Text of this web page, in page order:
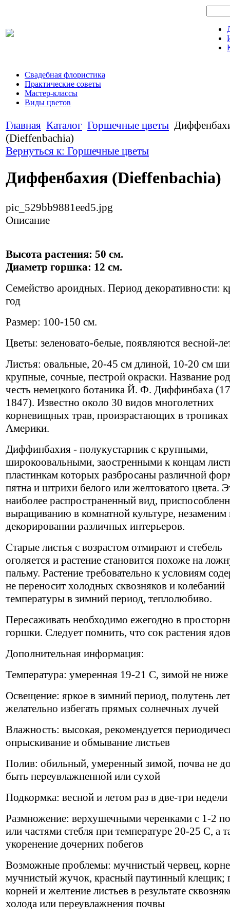
Свадебная флористика
Практические советы
Мастер-классы
Виды цветов
Главная Каталог Горшечные цветы
(Dieffenbachia)
Вернуться к: Горшечные цветы
Диффенбахия (Dieffenbachia)
pic_529bb9881eed5.jpg
Описание
Высота растения: 50 см.
Диаметр горшка: 12 см.
Семейство ароидных. Период декоративности:
год
Размер: 100-150 см.
Цветы: зеленовато-белые, появляются весной-
Листья: овальные, 20-45 см длиной, 10-20 см
крупные, сочные, пестрой окраски. Название
честь немецкого ботаника Й. Ф. Диффинбаха
1847). Известно около 30 видов многолетних
корневищных трав, произрастающих в тропиках
Америки.
Диффинбахия - полукустарник с крупными,
широкоовальными, заостренными к концам
пластинкам которых разбросаны различной
пятна и штрихи белого или желтоватого цвета.
наиболее распространенный вид,
выращиванию в комнатной культуре, незаменим
декорировании различных интерьеров.
Старые листья с возрастом отмирают и стебель
оголяется и растение становится похоже на
пальму. Растение требовательно к условиям
не переносит холодных сквозняков и колебаний
температуры в зимний период, теплолюбиво.
Пересаживать необходимо ежегодно в
горшки. Следует помнить, что сок растения
Дополнительная информация:
Температура: умеренная 19-21 С, зимой не
Освещение: яркое в зимний период, полутень
желательно избегать прямых солнечных лучей
Влажность: высокая, рекомендуется
опрыскивание и обмывание листьев
Полив: обильный, умеренный зимой, почва не
быть переувлажненной или сухой
Подкормка: весной и летом раз в две-три недели
Размножение: верхушечными черенками с 1-2
или частями стебля при температуре 20-25 С, а
укоренение дочерних побегов
Возможные проблемы: мучнистый червец,
мучнистый жучок, красный паутинный клещик;
корней и желтение листьев в результате
холода или переувлажнения почвы